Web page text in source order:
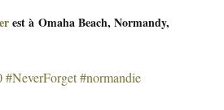
est à Omaha Beach, Normandy,
#NeverForget #normandie